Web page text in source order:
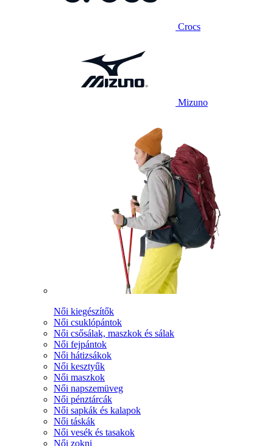
Crocs
Mizuno
Női kiegészítők
Női csuklópántok
Női csősálak, maszkok és sálak
Női fejpántok
Női hátizsákok
Női kesztyűk
Női maszkok
Női napszemüveg
Női pénztárcák
Női sapkák és kalapok
Női táskák
Női vesék és tasakok
Női zokni